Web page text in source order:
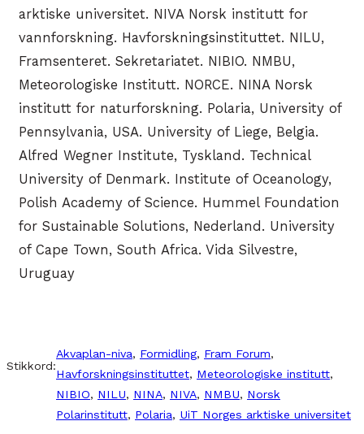
arktiske universitet. NIVA Norsk institutt for
vannforskning. Havforskningsinstituttet. NILU,
Framsenteret. Sekretariatet. NIBIO. NMBU,
Meteorologiske Institutt. NORCE. NINA Norsk
institutt for naturforskning. Polaria, University of
Pennsylvania, USA. University of Liege, Belgia.
Alfred Wegner Institute, Tyskland. Technical
University of Denmark. Institute of Oceanology,
Polish Academy of Science. Hummel Foundation
for Sustainable Solutions, Nederland. University
of Cape Town, South Africa. Vida Silvestre,
Uruguay
Stikkord:
Akvaplan-niva, Formidling, Fram Forum
Havforskningsinstituttet, Meteorologiske institutt
NIBIO, NILU, NINA, NIVA, NMBU, Norsk
Polarinstitutt, Polaria, UiT Norges arktiske universitet